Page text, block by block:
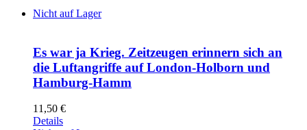
Nicht auf Lager
Es war ja Krieg. Zeitzeugen erinnern sich an
die Luftangriffe auf London-Holborn und
Hamburg-Hamm
11,50 €
Details